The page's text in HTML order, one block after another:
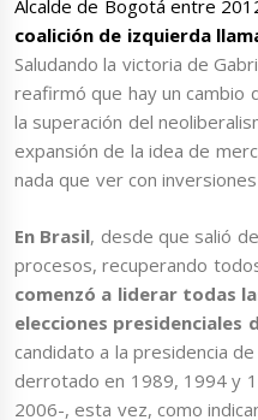
Alcalde de Bogotá entre
coalición de izquierda
Saludando la victoria de
reafirmó que hay un cambio
la superación del
expansión de la idea de
nada que ver con
En Brasil, desde que salió
procesos, recuperando
comenzó a liderar todas
elecciones presidenciales
candidato a la presidencia
derrotado en 1989, 1994 y
2006-, esta vez, como